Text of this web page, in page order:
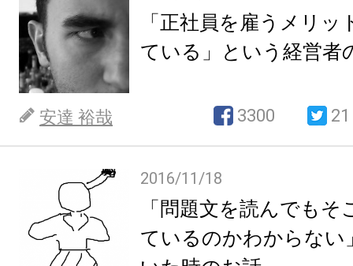
「正社員を雇うメリ
ている」という経営者
安達 裕哉 3300 21
2016/11/18
「問題文を読んでも
ているのかわからない